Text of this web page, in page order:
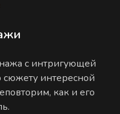
с интригующей
сюжету интересной
как и его